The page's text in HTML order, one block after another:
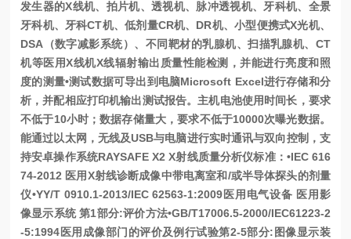
发生器的X线机、拍片机、透视机、脉冲透视机、牙科机、全景
牙科机、牙科CT机、低剂量CR机、DR机、小型便携式X光机、
DSA（数字减影系统）、不同靶材的乳腺机、扫描乳腺机、CT
机等医用X线机X线辐射输出质量性能检测，并能进行亮度和照
度的测量•测试数据可导出到电脑Microsoft Excel进行存储和分
析，并配相应打印机输出测试报告。主机电池使用时间长，要求
不低于10小时；数据存储量大，要求不低于10000次曝光数据。
能通过以太网，无线及USB与电脑进行实时通讯与双向控制，支
持安卓操作系统RAYSAFE X2 X射线质量分析仪标准： •IEC 616
74-2012 医用X射线诊断成像中带电离室和/或半导体探头的剂量
仪•YY/T 0910.1-2013/IEC 62563-1:2009医用电气设备 医用影
像显示系统 第1部分:评价方法•GB/T17006.5-2000/IEC61223-2
-5:1994医用成像部门的评价及例行试验第2-5部分:图像显示装